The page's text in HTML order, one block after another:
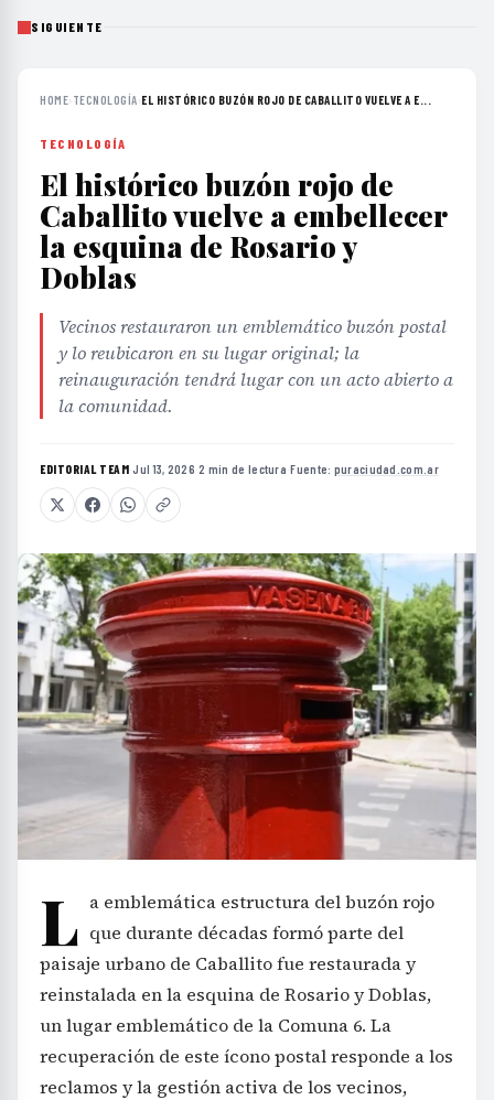
SIGUIENTE
HOME› TECNOLOGÍA›EL HISTÓRICO BUZÓN ROJO DE CABALLITO VUELVE A E...
TECNOLOGÍA
El histórico buzón rojo de
Caballito vuelve a embellecer
la esquina de Rosario y
Doblas
Vecinos restauraron un emblemático buzón postal
y lo reubicaron en su lugar original; la
reinauguración tendrá lugar con un acto abierto a
la comunidad.
EDITORIAL TEAM·Jul 13, 2026·2 min de lectura·Fuente: puraciudad.com.ar
L a emblemática estructura del buzón rojo
que durante décadas formó parte del
paisaje urbano de Caballito fue restaurada y
reinstalada en la esquina de Rosario y Doblas,
un lugar emblemático de la Comuna 6. La
recuperación de este ícono postal responde a los
reclamos y la gestión activa de los vecinos,